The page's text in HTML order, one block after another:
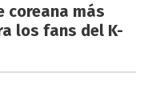
coreana más
los fans del K-